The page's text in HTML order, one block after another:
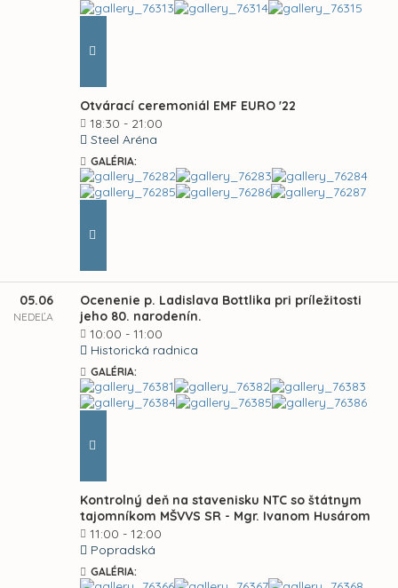
Otvárací ceremoniál EMF EURO '22
18:30 - 21:00
Steel Aréna
GALÉRIA:
05.06
NEDEĽA
Ocenenie p. Ladislava Bottlika pri príležitosti
jeho 80. narodenín.
10:00 - 11:00
Historická radnica
GALÉRIA:
Kontrolný deň na stavenisku NTC so štátnym
tajomníkom MŠVVS SR - Mgr. Ivanom Husárom
11:00 - 12:00
Popradská
GALÉRIA: